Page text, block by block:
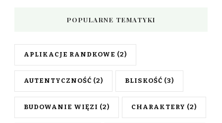
POPULARNE TEMATYKI
APLIKACJE RANDKOWE (2)
AUTENTYCZNOŚĆ (2) BLISKOŚĆ (3)
BUDOWANIE WIĘZI (2) CHARAKTERY (2)